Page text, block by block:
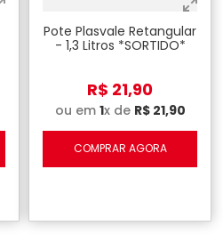
Pote Plasvale Retangular
- 1,3 Litros *SORTIDO*
R$ 21,90
ou em 1x de R$ 21,90
COMPRAR AGORA